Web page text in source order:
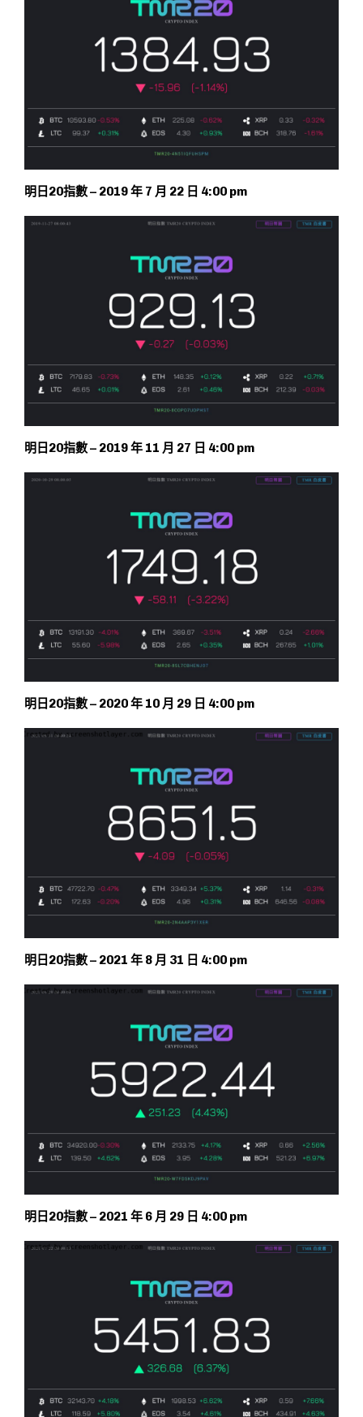
明日20指數 – 2019 年 7 月 22 日 4:00 pm
明日20指數 – 2019 年 11 月 27 日 4:00 pm
明日20指數 – 2020 年 10 月 29 日 4:00 pm
明日20指數 – 2021 年 8 月 31 日 4:00 pm
明日20指數 – 2021 年 6 月 29 日 4:00 pm